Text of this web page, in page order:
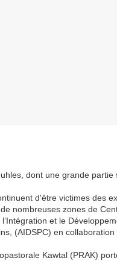
dont une grande partie
d'être victimes des
nombreuses zones de
l’Intégration et le
(AIDSPC) en collaboration
Kawtal (PRAK)